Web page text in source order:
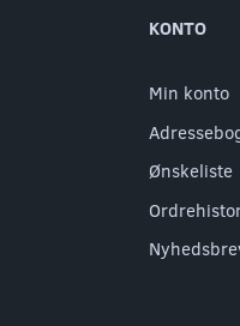
KONTO
Min konto
Ønskeliste